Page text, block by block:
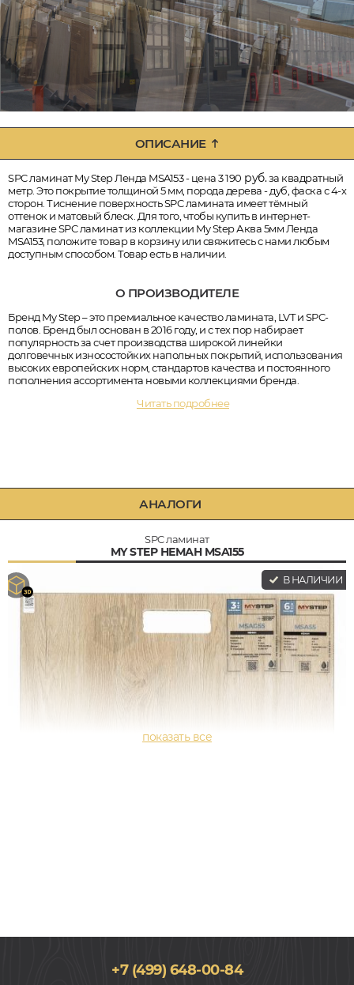
ОПИСАНИЕ
SPC ламинат My Step Ленда MSA153 - цена 3 190 руб.за квадратный
метр. Это покрытие толщиной 5 мм, порода дерева - дуб, фаска с 4-х
сторон. Тиснение поверхность SPC ламината имеет тёмный
оттенок и матовый блеск. Для того, чтобы купить в интернет-
магазине SPC ламинат из коллекции My Step Аква 5мм Ленда
MSA153, положите товар в корзину или свяжитесь с нами любым
доступным способом. Товар есть в наличии.
О ПРОИЗВОДИТЕЛЕ
Бренд My Step – это премиальное качество ламината, LVT и SPC-
полов. Бренд был основан в 2016 году, и с тех пор набирает
популярность за счет производства широкой линейки
долговечных износостойких напольных покрытий, использования
высоких европейских норм, стандартов качества и постоянного
пополнения ассортимента новыми коллекциями бренда.
Читать подробнее
АНАЛОГИ
SPC ламинат
MY STEP НЕМАН MSA155
В НАЛИЧИИ
+7 (499) 648-00-84